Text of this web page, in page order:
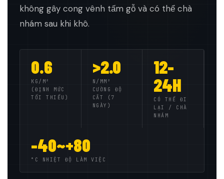
không gây cong vênh tấm gỗ và có thể chà
nhám sau khi khô.
0.6
KG/M²
(ĐỊNH MỨC
TỐI THIỂU)
>2.0
N/MM²
CƯỜNG ĐỘ
CẮT (7
NGÀY)
12-
24H
CÓ THỂ ĐI
LẠI / CHÀ
NHÁM
-40~+80
°C NHIỆT ĐỘ LÀM VIỆC